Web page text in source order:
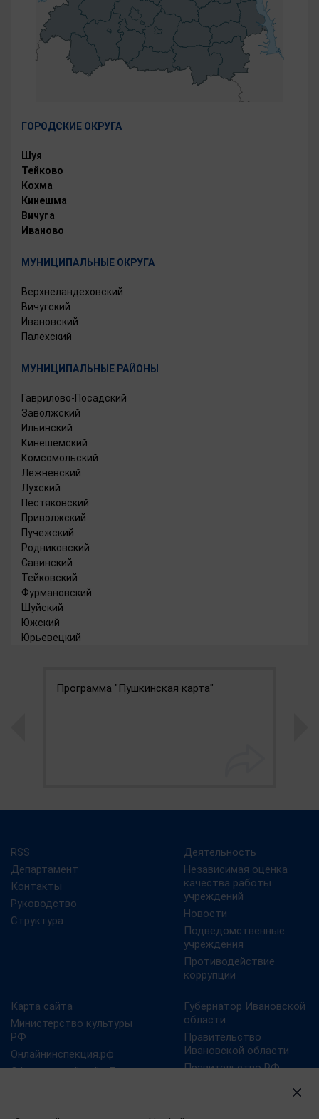
ГОРОДСКИЕ ОКРУГА
Шуя
Тейково
Кохма
Кинешма
Вичуга
Иваново
МУНИЦИПАЛЬНЫЕ ОКРУГА
Верхнеландеховский
Вичугский
Ивановский
Палехский
МУНИЦИПАЛЬНЫЕ РАЙОНЫ
Гаврилово-Посадский
Заволжский
Ильинский
Кинешемский
Комсомольский
Лежневский
Лухский
Пестяковский
Приволжский
Пучежский
Родниковский
Савинский
Тейковский
Фурмановский
Шуйский
Южский
Юрьевецкий
Программа "Пушкинская карта"
RSS
Департамент
Контакты
Руководство
Структура
Деятельность
Независимая оценка
качества работы
учреждений
Новости
Подведомственные
учреждения
Противодействие
коррупции
Карта сайта
Министерство культуры
РФ
Онлайнинспекция.рф
Официальный сайт Года
сфере культуры
Губернатор Ивановской
области
Правительство
Ивановской области
Правительство РФ